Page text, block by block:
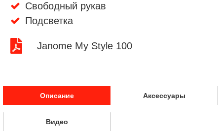
Свободный рукав
Подсветка
Janome My Style 100
Описание Аксессуары
Видео